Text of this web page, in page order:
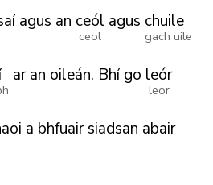
agus an ceól
ceol
agus chuile
gach uile
ar an oileán. Bhí go leór
leor
a bhfuairsiadsan abair